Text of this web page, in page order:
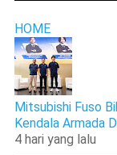
HOME
Mitsubishi Fuso
Kendala Armada
4 hari yang lalu